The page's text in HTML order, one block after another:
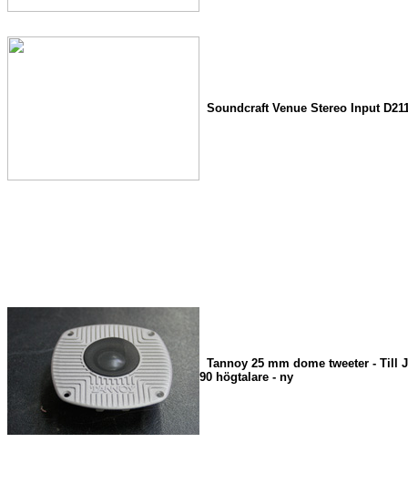
Soundcraft Venue Stereo Input
Tannoy 25 mm dome tweeter - Till
90 högtalare - ny